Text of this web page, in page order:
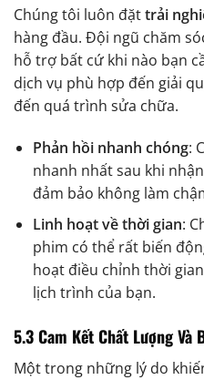
Chúng tôi luôn đặttrải
hàng đầu. Đội ngũ chăm
hỗ trợ bất cứ khi nào bạn
dịch vụ phù hợp đến giải
đến quá trình sửa chữa.
Phản hồi nhanh chóng:
nhanh nhất sau khi
đảm bảo không làm
Linh hoạt về thời gian:
phim có thể rất biến
hoạt điều chỉnh thời
lịch trình của bạn.
5.3 Cam Kết Chất Lượng Và
Một trong những lý do